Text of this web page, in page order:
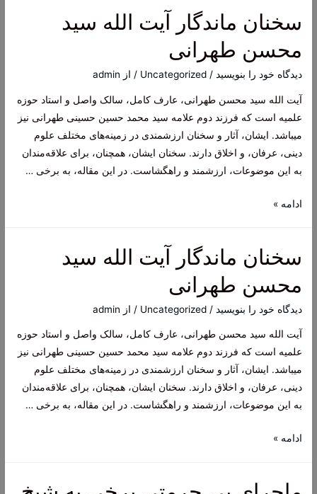
الله
محسن
طهرانی
سخنان ماندگار آیت الله سید
محسن طهرانی
دیدگاه‌ خود را بنویسید /
Uncategorized / از admin
آیت الله سید محسن طهرانی، عارف کامل، سالک واصل و استاد حوزه
علمیه است که فرزند دوم علامه سید محمد حسین حسینی طهرانی نیز
میباشد. ایشان، آثار و سخنان ارزشمندی در زمینه‌های مختلف علوم
دینی، عرفان، و اخلاق دارند. سخنان ایشان، همچنان، برای علاقه‌مندان
به این موضوعات، ارزشمند و راهگشاست. در این مقاله، به برخی …
سخنان
الله
محسن
طهرانی
ادامه »
سخنان ماندگار آیت الله سید
محسن طهرانی
دیدگاه‌ خود را بنویسید /
Uncategorized / از admin
آیت الله سید محسن طهرانی، عارف کامل، سالک واصل و استاد حوزه
علمیه است که فرزند دوم علامه سید محمد حسین حسینی طهرانی نیز
میباشد. ایشان، آثار و سخنان ارزشمندی در زمینه‌های مختلف علوم
دینی، عرفان، و اخلاق دارند. سخنان ایشان، همچنان، برای علاقه‌مندان
به این موضوعات، ارزشمند و راهگشاست. در این مقاله، به برخی …
سخنان
الله
ادامه »